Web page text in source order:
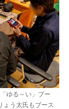
ゆる～い」ブー
う太氏もブース